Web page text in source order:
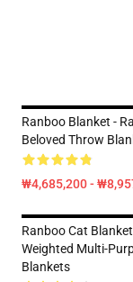
Ranboo Blanket -
Beloved Throw
₩4,685,200 -
Ranboo Cat
Weighted Multi-
Blankets